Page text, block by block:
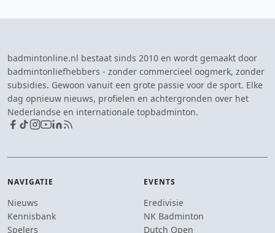
badmintonline.nl bestaat sinds 2010 en wordt gemaakt door
badmintonliefhebbers - zonder commercieel oogmerk, zonder
subsidies. Gewoon vanuit een grote passie voor de sport. Elke
dag opnieuw nieuws, profielen en achtergronden over het
Nederlandse en internationale topbadminton.
NAVIGATIE
Nieuws
Kennisbank
Spelers
EVENTS
Eredivisie
NK Badminton
Dutch Open